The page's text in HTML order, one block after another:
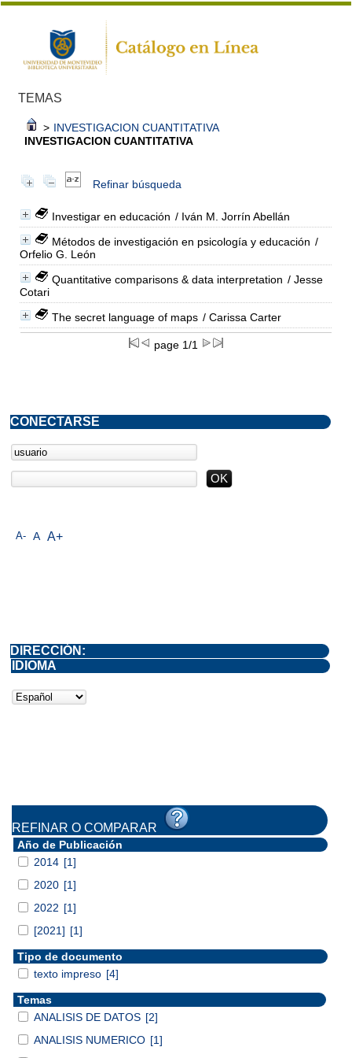
TEMAS
> INVESTIGACION CUANTITATIVA
INVESTIGACION CUANTITATIVA
Refinar búsqueda
Investigar en educación / Iván M. Jorrín Abellán
Métodos de investigación en psicología y educación /
Orfelio G. León
Quantitative comparisons & data interpretation / Jesse
Cotari
The secret language of maps / Carissa Carter
page 1/1
A- A A+
CONECTARSE
DIRECCIÓN:
IDIOMA
REFINAR O COMPARAR
Año de Publicación
2014 [1]
2020 [1]
2022 [1]
[2021] [1]
Tipo de documento
texto impreso [4]
Temas
ANALISIS DE DATOS [2]
ANALISIS NUMERICO [1]